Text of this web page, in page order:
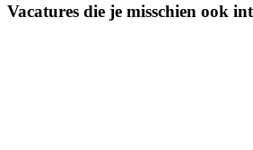
Vacatures die je misschien ook